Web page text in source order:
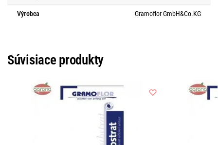
Výrobca Gramoflor GmbH&Co.KG
Súvisiace produkty